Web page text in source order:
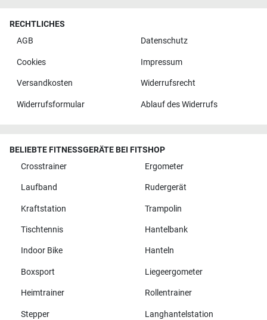
RECHTLICHES
AGB
Datenschutz
Cookies Impressum
Versandkosten Widerrufsrecht
Widerrufsformular Ablauf des Widerrufs
BELIEBTE FITNESSGERÄTE BEI FITSHOP
Crosstrainer
Ergometer
Laufband Rudergerät
Kraftstation Trampolin
Tischtennis Hantelbank
Indoor Bike Hanteln
Boxsport Liegeergometer
Heimtrainer Rollentrainer
Stepper Langhantelstation